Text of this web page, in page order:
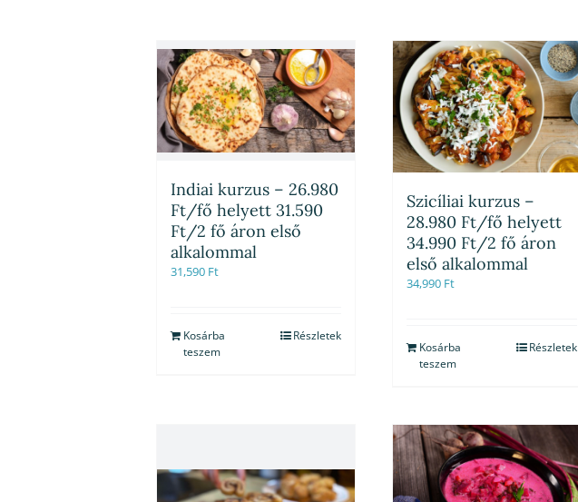
Indiai kurzus – 26.980
Ft/fő helyett 31.590
Ft/2 fő áron első
alkalommal
31,590 Ft
Kosárba
teszem
Részletek
Szicíliai kurzus –
28.980 Ft/fő helyett
34.990 Ft/2 fő áron
első alkalommal
34,990 Ft
Kosárba
teszem
Részletek